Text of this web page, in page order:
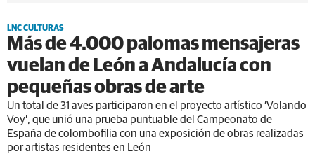
LNC CULTURAS
Más de 4.000 palomas mensajeras
vuelan de León a Andalucía con
pequeñas obras de arte
Un total de 31 aves participaron en el proyecto artístico ‘Volando
Voy’, que unió una prueba puntuable del Campeonato de
España de colombofilia con una exposición de obras realizadas
por artistas residentes en León